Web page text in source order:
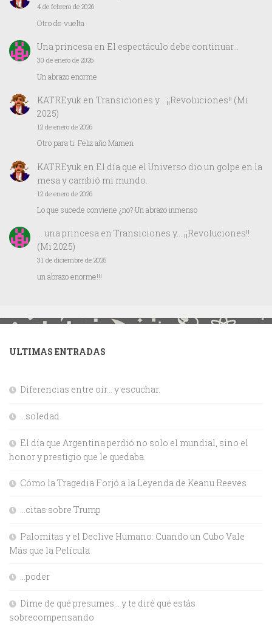
4 de febrero de 2026
Otro de vuelta
Una princesaen El espectáculo debe continuar…
30 de enero de 2026
Un abrazo enorme
KATREyuk en Transiciones y… ¡¡Revoluciones!! (Mi
2025)
12 de enero de 2026
Otro para ti. Feliz año Mamen
KATREyuk en El día que el Universo dio un golpe en la
mesa y cambió mi mundo.
12 de enero de 2026
Lo que sucede conviene ¿no? Un abrazo inmenso
… una princesaen Transiciones y… ¡¡Revoluciones!!
(Mi 2025)
31 de diciembre de 2025
un abrazo enorme!!!
ULTIMAS ENTRADAS
Diferencias entre oír… y escuchar.
…soledad
El día que Argentina perdió no solo el mundial, sino el
honor y prestigio que le quedaba.
Cómo la Tragedia Forjó a la Leyenda de Keanu Reeves
…citas sobre Trump
Palomitas y el Declive Humano: Cuando un Cubo Vale
Más que la Película
…poder
Dime de qué presumes… y te diré qué estás
sobrecompensando